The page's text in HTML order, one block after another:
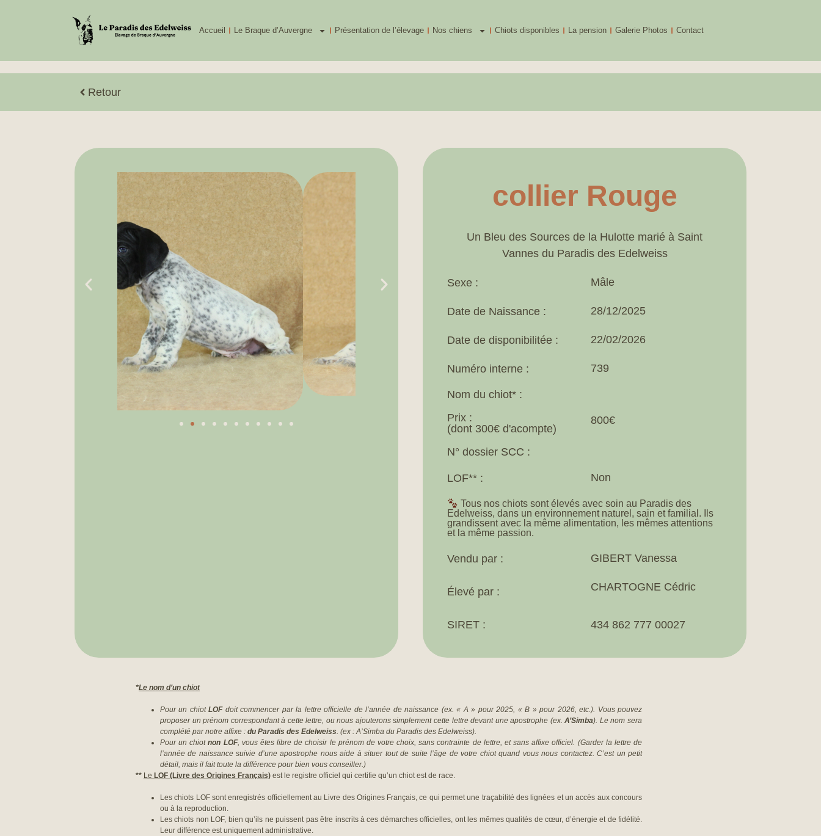
Accueil Le Braque d’Auvergne Présentation de l’élevage Nos chiens Chiots disponibles La pension Galerie Photos Contact
Retour
collier Rouge
Un Bleu des Sources de la Hulotte marié à Saint
Vannes du Paradis des Edelweiss
Sexe : Mâle
Date de Naissance : 28/12/2025
Date de disponibilitée : 22/02/2026
Numéro interne : 739
Nom du chiot* :
Prix :
(dont 300€ d'acompte)
800€
N° dossier SCC :
LOF** : Non
Tous nos chiots sont élevés avec soin au Paradis des
Edelweiss, dans un environnement naturel, sain et familial. Ils
grandissent avec la même alimentation, les mêmes attentions
et la même passion.
Vendu par : GIBERT Vanessa
Élevé par : CHARTOGNE Cédric
SIRET : 434 862 777 00027
*Le nom d’un chiot
Pour un chiotLOFdoit commencer par la lettre officielle de l’année de naissance (ex. « A » pour 2025, « B » pour 2026, etc.).
Vous pouvez
proposer un prénom correspondant à cette lettre, ou nous ajouterons simplement cette lettre devant une apostrophe (ex.A’Simba). Le nom sera
complété par notre affixe : du Paradis des Edelweiss . (ex : A’Simba du Paradis des Edelweiss).
Pour un chiotnon LOF, vous êtes libre de choisir le prénom de votre choix, sans contrainte de lettre, et sans affixe officiel. (Garder la lettre de
l’année de naissance suivie d’une apostrophe nous aide à situer tout de suite l’âge de votre chiot quand vous nous contactez. C’est un petit
détail, mais il fait toute la différence pour bien vous conseiller.)
** Le LOF (Livre des Origines Français) est le registre officiel qui certifie qu’un chiot est de race.
Les chiots LOF sont enregistrés officiellement au Livre des Origines Français, ce qui permet une traçabilité des lignées et un accès aux concours
ou à la reproduction.
Les chiots non LOF, bien qu’ils ne puissent pas être inscrits à ces démarches officielles, ont les mêmes qualités de cœur, d’énergie et de fidélité.
Leur différence est uniquement administrative.